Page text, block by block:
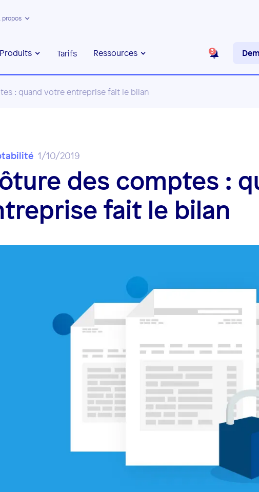
propos
Produits Tarifs Ressources 3
: quand votre entreprise fait le bilan
1/10/2019
des comptes :
fait le bilan